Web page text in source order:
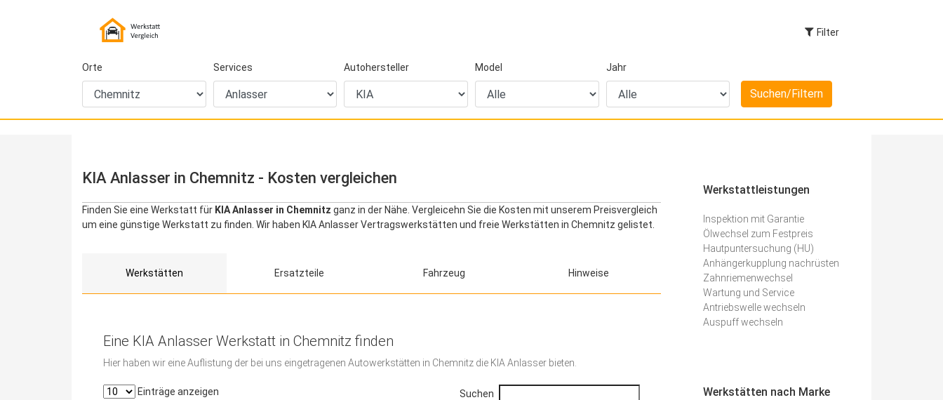
Filter
Orte Services Autohersteller Model Jahr
KIA Anlasser in Chemnitz - Kosten vergleichen
Finden Sie eine Werkstatt für KIA Anlasser in Chemnitz ganz in der Nähe. Vergleicehn Sie die Kosten mit unserem Preisvergleich
um eine günstige Werkstatt zu finden. Wir haben KIA Anlasser Vertragswerkstätten und freie Werkstätten in Chemnitz gelistet.
Werkstätten Ersatzteile Fahrzeug Hinweise
Eine KIA Anlasser Werkstatt in Chemnitz finden
Hier haben wir eine Auflistung der bei uns eingetragenen Autowerkstätten in Chemnitz die KIA Anlasser bieten.
Einträge anzeigen Suchen
Werkstattleistungen
Inspektion mit Garantie
Ölwechsel zum Festpreis
Hautpuntersuchung (HU)
Anhängerkupplung nachrüsten
Zahnriemenwechsel
Wartung und Service
Antriebswelle wechseln
Auspuff wechseln
Werkstätten nach Marke